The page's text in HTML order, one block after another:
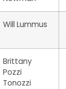
Will Lummus
Brittany
Pozzi
Tonozzi